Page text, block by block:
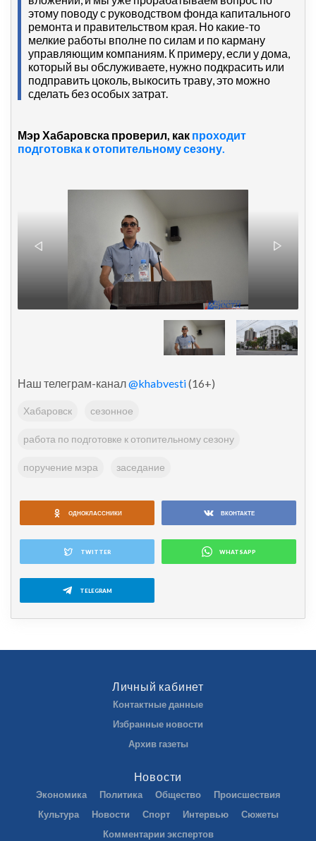
этому поводу с руководством фонда капитального
ремонта и правительством края. Но какие-то
мелкие работы вполне по силам и по карману
управляющим компаниям. К примеру, если у дома,
который вы обслуживаете, нужно подкрасить или
подправить цоколь, выкосить траву, это можно
сделать без особых затрат.
Мэр Хабаровска проверил, как проходит
подготовка к отопительному сезону.
Наш телеграм-канал@khabvesti(16+)
Хабаровск сезонное
работа по подготовке к отопительному сезону
поручение мэра заседание
ОДНОКЛАССНИКИ ВКОНТАКТЕ
TWITTER WHATSAPP
TELEGRAM
Личный кабинет
Контактные данные
Избранные новости
Архив газеты
Новости
Экономика Политика Общество
Происшествия
Культура
Новости Спорт Интервью
Сюжеты
Комментарии экспертов